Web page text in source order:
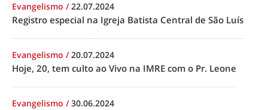
Evangelismo /22.07.2024
Registro especial na Igreja Batista Central de São Luís
Evangelismo /20.07.2024
Hoje, 20, tem culto ao Vivo na IMRE com o Pr. Leone
Evangelismo /30.06.2024